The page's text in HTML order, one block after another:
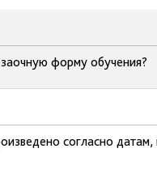
форму обучения?
согласно